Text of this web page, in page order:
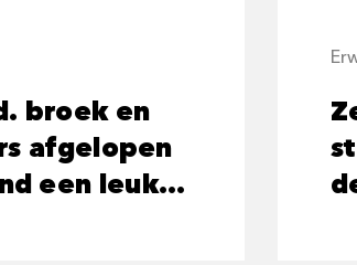
broek en
afgelopen
een leuk